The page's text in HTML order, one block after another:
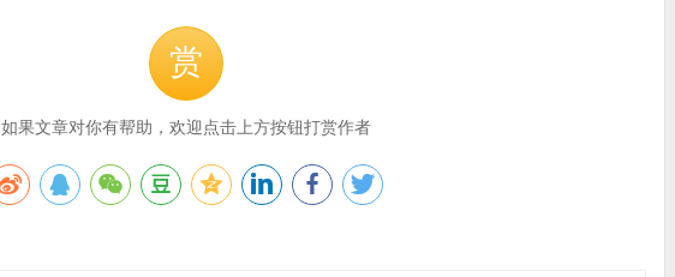
赏
如果文章对你有帮助，欢迎点击上方按钮打赏作者